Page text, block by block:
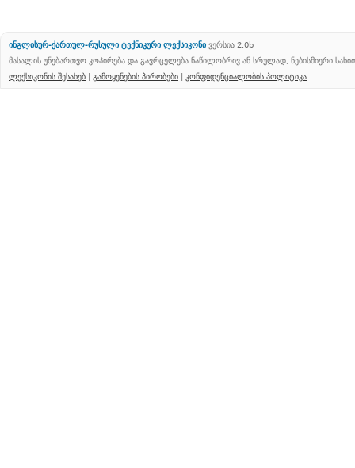
ინგლისურ-ქართულ-რუსული ტექნიკური ლექსიკონი ვერსია 2.0b
მასალის უნებართვო კოპირება და გავრცელება ნაწილობრივ ან სრულად, ნებისმიერი
ლექსიკონის შესახებ | გამოყენების პირობები | კონფიდენციალობის პოლიტიკა